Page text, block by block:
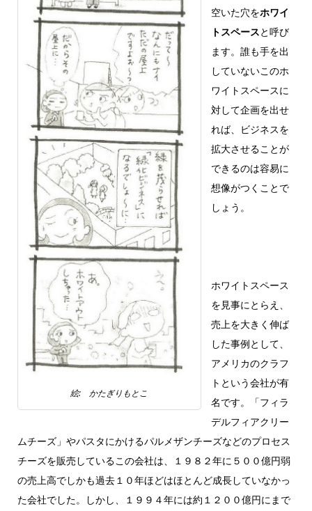
絵: かたぎりもとこ
空いた穴をホワイ
トスペースと呼び
ます。誰も手を出
していないこのホ
ワイトスペースに
対して企画を出せ
れば、ビジネスを
拡大させることが
できるのは容易に
想像がつくことで
しょう。
ホワイトスペース
を見事にとらえ、
売上を大きく伸ば
した事例として、
アメリカのクラフ
トという会社が有
名です。「フィラ
デルフィアクリー
ムチーズ」やパスタにかけるパルメザンチーズなどのプロセス
チーズを販売しているこの会社は、１９８２年に５００億円弱
の売上高でしかも過去１０年ほどはほとんど成長していなかっ
た会社でした。しかし、１９９４年には約１２００億円にまで